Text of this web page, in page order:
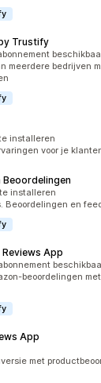
Trustify
meerdere bedrijven
installeren
voor je
Beoordelingen
installeren
Beoordelingen en
App
beoordelingen
App
met